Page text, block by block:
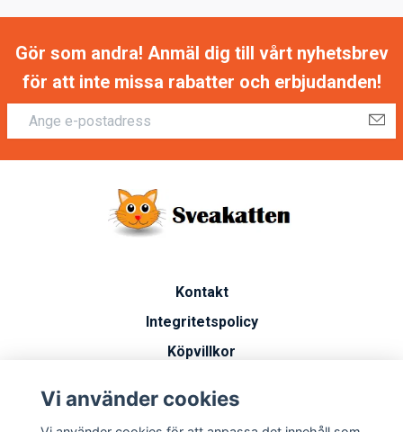
Gör som andra! Anmäl dig till vårt nyhetsbrev
för att inte missa rabatter och erbjudanden!
Kontakt
Integritetspolicy
Köpvillkor
Vanliga frågor
Vi använder cookies